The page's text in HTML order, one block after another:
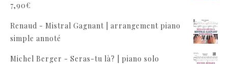
7,90€
Renaud - Mistral Gagnant | arrangement piano
simple annoté
Michel Berger - Seras-tu là? | piano solo